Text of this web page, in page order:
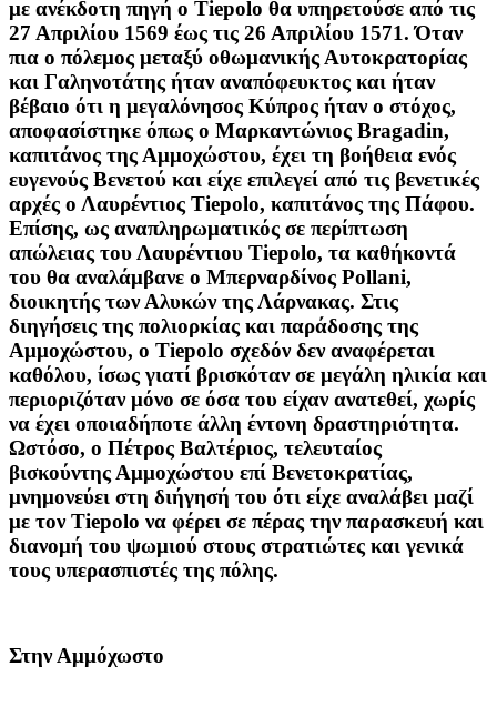
με ανέκδοτη πηγή ο Tiepolo θα υπηρετούσε από τις
27 Απριλίου 1569 έως τις 26 Απριλίου 1571. Όταν
πια ο πόλεμος μεταξύ οθωμανικής Αυτοκρατορίας
και Γαληνοτάτης ήταν αναπόφευκτος και ήταν
βέβαιο ότι η μεγαλόνησος Κύπρος ήταν ο στόχος,
αποφασίστηκε όπως ο Μαρκαντώνιος Bragadin,
καπιτάνος της Αμμοχώστου, έχει τη βοήθεια ενός
ευγενούς Βενετού και είχε επιλεγεί από τις βενετικές
αρχές ο Λαυρέντιος Tiepolo, καπιτάνος της Πάφου.
Επίσης, ως αναπληρωματικός σε περίπτωση
απώλειας του Λαυρέντιου Tiepolo, τα καθήκοντά
του θα αναλάμβανε ο Μπερναρδίνος Pollani,
διοικητής των Αλυκών της Λάρνακας. Στις
διηγήσεις της πολιορκίας και παράδοσης της
Αμμοχώστου, ο Tiepolo σχεδόν δεν αναφέρεται
καθόλου, ίσως γιατί βρισκόταν σε μεγάλη ηλικία και
περιοριζόταν μόνο σε όσα του είχαν ανατεθεί, χωρίς
να έχει οποιαδήποτε άλλη έντονη δραστηριότητα.
Ωστόσο, ο Πέτρος Βαλτέριος, τελευταίος
βισκούντης Αμμοχώστου επί Βενετοκρατίας,
μνημονεύει στη διήγησή του ότι είχε αναλάβει μαζί
με τον Tiepolo να φέρει σε πέρας την παρασκευή και
διανομή του ψωμιού στους στρατιώτες και γενικά
τους υπερασπιστές της πόλης.
Στην Αμμόχωστο